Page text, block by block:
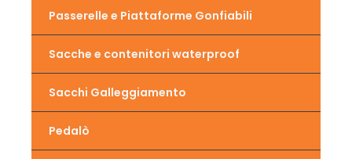
Passerelle e Piattaforme Gonfiabili
Sacche e contenitori waterproof
Sacchi Galleggiamento
Pedalò